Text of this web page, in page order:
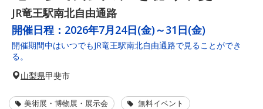
JR竜王駅南北自由通路
開催日程： 2026年7月24日(金)～31日(金)
開催期間中はいつでもJR竜王駅南北自由通路で見ることができ
る。
山梨県甲斐市
美術展・博物展・展示会 無料イベント